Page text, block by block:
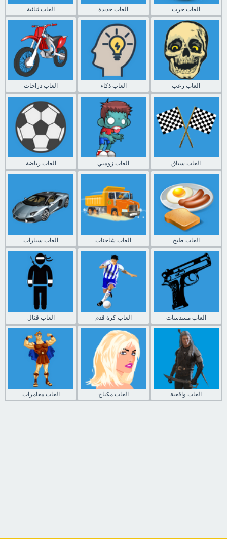
العاب ثنائية العاب جديدة العاب حرب
العاب دراجات العاب ذكاء العاب رعب
العاب رياضة العاب زومبي العاب سباق
العاب سيارات العاب شاحنات العاب طبخ
العاب قتال العاب كرة قدم العاب مسدسات
العاب مغامرات العاب مكياج العاب واقعية